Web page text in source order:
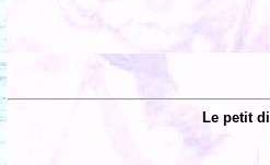
Le petit